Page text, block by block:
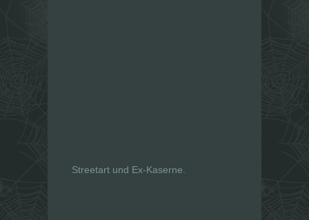
Streetart und Ex-Kaserne.